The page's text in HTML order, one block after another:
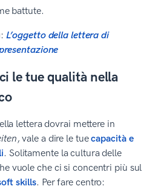
battute.
: L’oggetto della lettera di
le tue qualità nella
lettera dovrai mettere in
, vale a dire le tuecapacità e
. Solitamente la cultura delle
vuole che ci si concentri più sul
skills. Per fare centro: